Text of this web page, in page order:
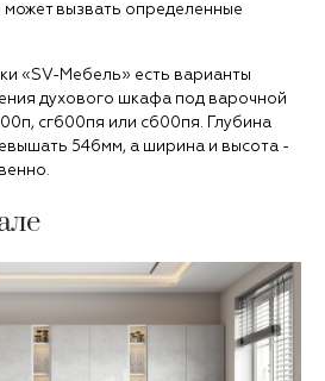
может вызвать определенные
«SV-Мебель» есть варианты
духового шкафа под варочной
сг600пя или с600пя. Глубина
546мм, а ширина и высота -